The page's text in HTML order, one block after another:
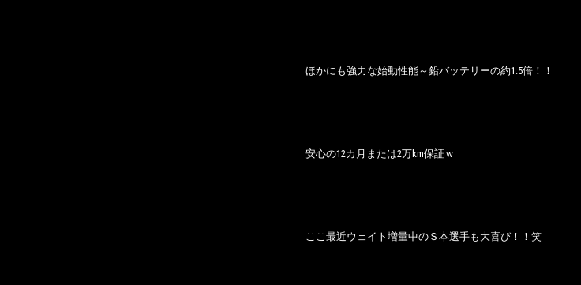
ほかにも強力な始動性能～鉛バッテリーの約1.5倍！！
安心の12カ月または2万km保証ｗ
ここ最近ウェイト増量中のＳ本選手も大喜び！！笑